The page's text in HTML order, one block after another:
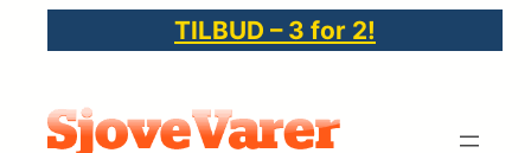
indhold
TILBUD – 3 for 2!